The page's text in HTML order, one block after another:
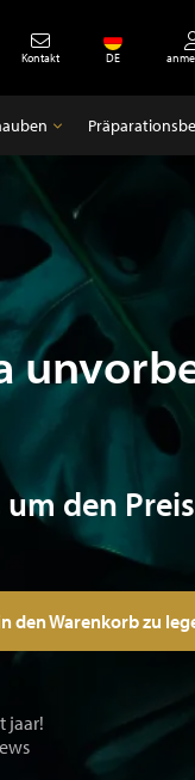
Kontakt DE
Glocken
den Preis
den Warenkorb zu
jaar!